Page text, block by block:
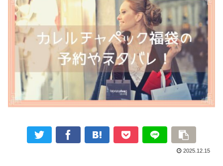
2025.12.15